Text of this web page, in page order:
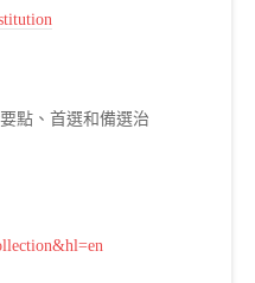
點、首選和備選治